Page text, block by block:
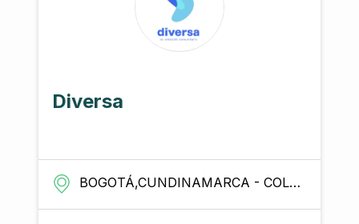
Diversa
BOGOTÁ,CUNDINAMARCA - COLOMBIA